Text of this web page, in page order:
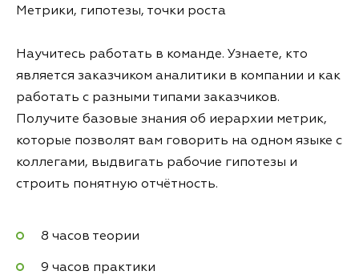
Метрики, гипотезы, точки роста
Научитесь работать в команде. Узнаете, кто
является заказчиком аналитики в компании и как
работать с разными типами заказчиков.
Получите базовые знания об иерархии метрик,
которые позволят вам говорить на одном языке с
коллегами, выдвигать рабочие гипотезы и
строить понятную отчётность.
8 часов теории
9 часов практики